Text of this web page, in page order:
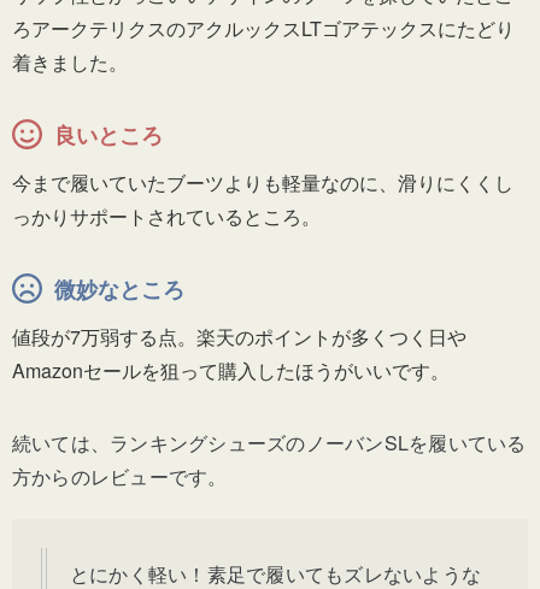
ろアークテリクスのアクルックスLTゴアテックスにたどり
着きました。
良いところ
今まで履いていたブーツよりも軽量なのに、滑りにくくし
っかりサポートされているところ。
微妙なところ
値段が7万弱する点。楽天のポイントが多くつく日や
Amazonセールを狙って購入したほうがいいです。
続いては、ランキングシューズのノーバンSLを履いている
方からのレビューです。
とにかく軽い！素足で履いてもズレないような